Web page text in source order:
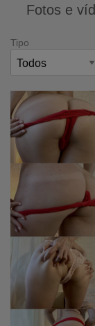
Fotos e
Tipo